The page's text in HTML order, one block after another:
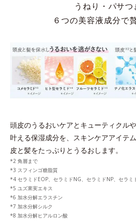
うねり・パサつ
６つの美容液成分で
頭皮のうるおいケアとキューティクル
叶える保湿成分を、 スキンケアアイテ
皮と髪をたっぷりとうるおします。
*2 角層まで
*3 スフィンゴ糖脂質
*4 セラミドEOP、セラミドNG、セラミドNP、セラミ
*5 ユズ果実エキス
*6 加水分解エラスチン
*7 加水分解シルク
*8 加水分解ヒアルロン酸